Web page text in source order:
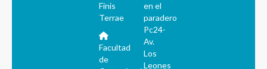
Finis
Terrae
Facultad
de
en el
paradero
Pc24-
Av.
Los
Leones